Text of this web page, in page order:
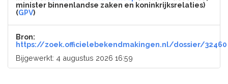
minister binnenlandse zaken en koninkrijksrelaties)
(GPV)
Bron:
https://zoek.officielebekendmakingen.nl/dossier/32460
Bijgewerkt: 4 augustus 2026 16:59